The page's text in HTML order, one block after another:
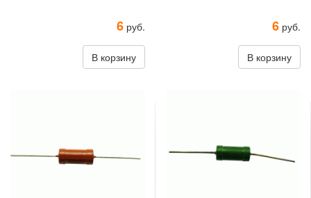
6 руб.
В корзину
6 руб.
В корзину